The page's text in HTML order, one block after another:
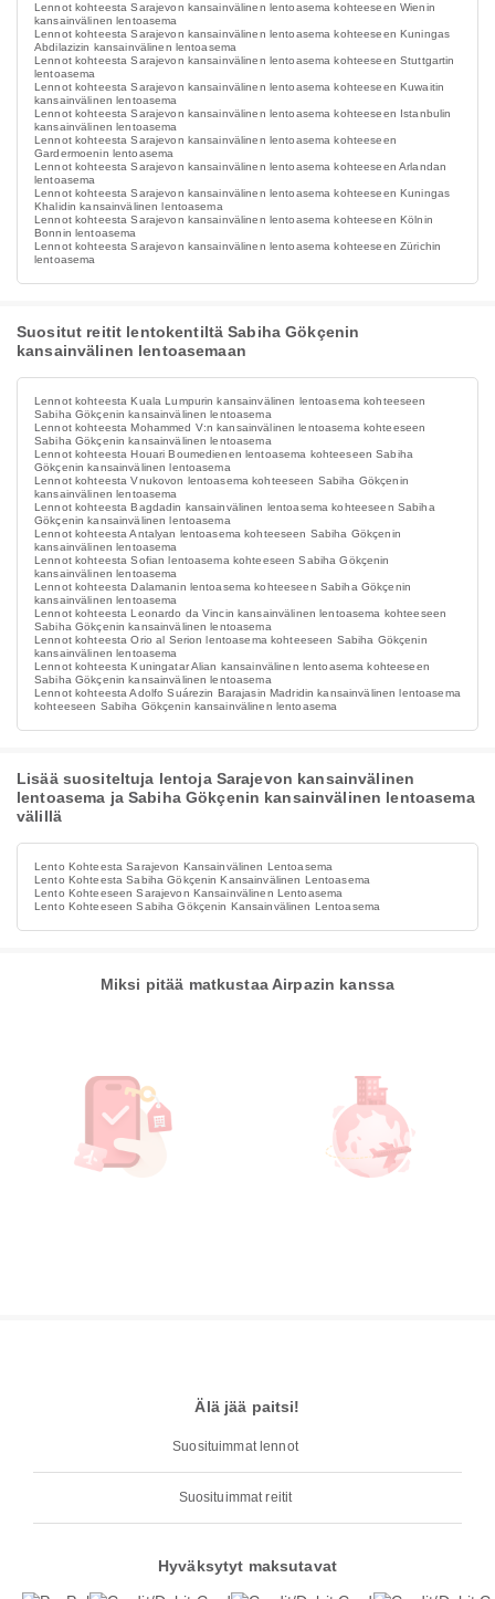
Lennot kohteesta Sarajevon kansainvälinen lentoasema kohteeseen Wienin
kansainvälinen lentoasema
Lennot kohteesta Sarajevon kansainvälinen lentoasema kohteeseen Kuningas
Abdilazizin kansainvälinen lentoasema
Lennot kohteesta Sarajevon kansainvälinen lentoasema kohteeseen Stuttgartin
lentoasema
Lennot kohteesta Sarajevon kansainvälinen lentoasema kohteeseen Kuwaitin
kansainvälinen lentoasema
Lennot kohteesta Sarajevon kansainvälinen lentoasema kohteeseen Istanbulin
kansainvälinen lentoasema
Lennot kohteesta Sarajevon kansainvälinen lentoasema kohteeseen
Gardermoenin lentoasema
Lennot kohteesta Sarajevon kansainvälinen lentoasema kohteeseen Arlandan
lentoasema
Lennot kohteesta Sarajevon kansainvälinen lentoasema kohteeseen Kuningas
Khalidin kansainvälinen lentoasema
Lennot kohteesta Sarajevon kansainvälinen lentoasema kohteeseen Kölnin
Bonnin lentoasema
Lennot kohteesta Sarajevon kansainvälinen lentoasema kohteeseen Zürichin
lentoasema
Suositut reitit lentokentiltä Sabiha Gökçenin
kansainvälinen lentoasemaan
Lennot kohteesta Kuala Lumpurin kansainvälinen lentoasema kohteeseen
Sabiha Gökçenin kansainvälinen lentoasema
Lennot kohteesta Mohammed V:n kansainvälinen lentoasema kohteeseen
Sabiha Gökçenin kansainvälinen lentoasema
Lennot kohteesta Houari Boumedienen lentoasema kohteeseen Sabiha
Gökçenin kansainvälinen lentoasema
Lennot kohteesta Vnukovon lentoasema kohteeseen Sabiha Gökçenin
kansainvälinen lentoasema
Lennot kohteesta Bagdadin kansainvälinen lentoasema kohteeseen Sabiha
Gökçenin kansainvälinen lentoasema
Lennot kohteesta Antalyan lentoasema kohteeseen Sabiha Gökçenin
kansainvälinen lentoasema
Lennot kohteesta Sofian lentoasema kohteeseen Sabiha Gökçenin
kansainvälinen lentoasema
Lennot kohteesta Dalamanin lentoasema kohteeseen Sabiha Gökçenin
kansainvälinen lentoasema
Lennot kohteesta Leonardo da Vincin kansainvälinen lentoasema kohteeseen
Sabiha Gökçenin kansainvälinen lentoasema
Lennot kohteesta Orio al Serion lentoasema kohteeseen Sabiha Gökçenin
kansainvälinen lentoasema
Lennot kohteesta Kuningatar Alian kansainvälinen lentoasema kohteeseen
Sabiha Gökçenin kansainvälinen lentoasema
Lennot kohteesta Adolfo Suárezin Barajasin Madridin kansainvälinen lentoasema
kohteeseen Sabiha Gökçenin kansainvälinen lentoasema
Lisää suositeltuja lentoja Sarajevon kansainvälinen
lentoasema ja Sabiha Gökçenin kansainvälinen lentoasema
välillä
Lento Kohteesta Sarajevon Kansainvälinen Lentoasema
Lento Kohteesta Sabiha Gökçenin Kansainvälinen Lentoasema
Lento Kohteeseen Sarajevon Kansainvälinen Lentoasema
Lento Kohteeseen Sabiha Gökçenin Kansainvälinen Lentoasema
Miksi pitää matkustaa Airpazin kanssa
Älä jää paitsi!
Suosituimmat lennot
Suosituimmat reitit
Hyväksytyt maksutavat